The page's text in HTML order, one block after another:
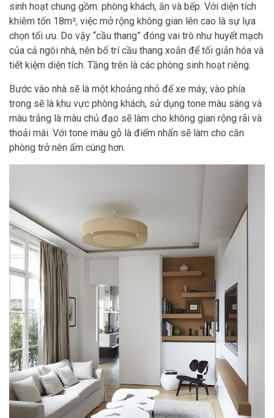
sinh hoạt chung gồm: phòng khách, ăn và bếp. Với diện tích
khiêm tốn 18m², việc mở rộng không gian lên cao là sự lựa
chọn tối ưu. Do vậy “cầu thang” đóng vai trò như huyết mạch
của cả ngôi nhà, nên bố trí cầu thang xoắn để tối giản hóa và
tiết kiệm diện tích. Tầng trên là các phòng sinh hoạt riêng.
Bước vào nhà sẽ là một khoảng nhỏ để xe máy, vào phía
trong sẽ là khu vực phòng khách, sử dụng tone màu sáng và
màu trắng là màu chủ đạo sẽ làm cho không gian rộng rãi và
thoải mái. Với tone màu gỗ là điểm nhấn sẽ làm cho căn
phòng trở nên ấm cúng hơn.